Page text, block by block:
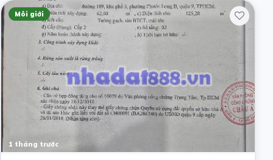
Môi giới
1 tháng trước